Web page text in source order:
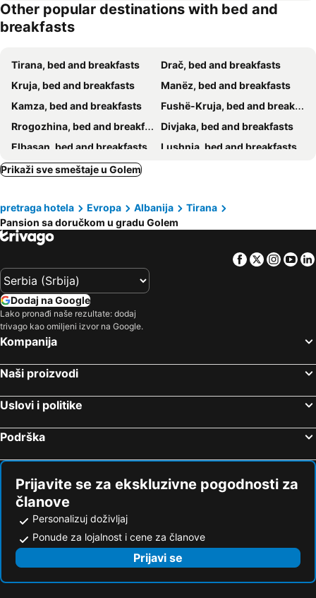
Freya's rooms
Vila Mehmetaj
Anina Guesthouse
Other popular destinations with bed and
breakfasts
Tirana, bed and breakfasts
Drač, bed and breakfasts
Kruja, bed and breakfasts
Manëz, bed and breakfasts
Kamza, bed and breakfasts
Fushë-Kruja, bed and breakfasts
Rrogozhina, bed and breakfasts
Divjaka, bed and breakfasts
Elbasan, bed and breakfasts
Lushnja, bed and breakfasts
Laç, bed and breakfasts
Prikaži sve smeštaje u Golem
pretraga hotela Evropa Albanija
Tirana
Pansion sa doručkom u gradu Golem
Facebook
Twitter
Dodaj na Google
Lako pronađi naše rezultate: dodaj
trivago kao omiljeni izvor na Google.
Kompanija
Naši proizvodi
Uslovi i politike
Podrška
Prijavite se za ekskluzivne pogodnosti za
članove
Personalizuj doživljaj
Ponude za lojalnost i cene za članove
Prijavi se